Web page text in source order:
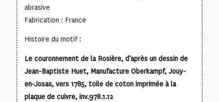
abrasive
Fabrication : France
Histoire du motif :
Le couronnement de la Rosière, d’après un dessin de
Jean-Baptiste Huet, Manufacture Oberkampf, Jouy-
en-Josas, vers 1785, toile de coton imprimée à la
plaque de cuivre, inv.978.1.12